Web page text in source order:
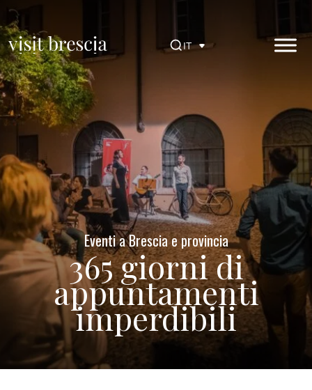
Vai
al
contenuto
principale
Visit Brescia
IT
Eventi a Brescia e provincia
365 giorni di
appuntamenti
imperdibili